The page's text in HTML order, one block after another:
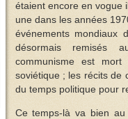
étaient encore en vogue
une dans les années
événements mondiaux
désormais remisés
communisme est
soviétique ; les récits de
du temps politique pour
Ce temps-là va bien au